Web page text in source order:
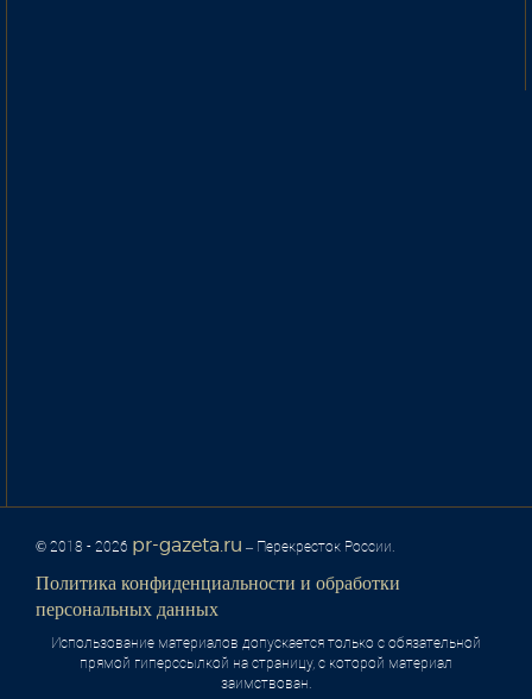
© 2018 - 2026 pr-gazeta.ru – Перекресток России.
Политика конфиденциальности и обработки
персональных данных
Использование материалов допускается только с обязательной
прямой гиперссылкой на страницу, с которой материал
заимствован.